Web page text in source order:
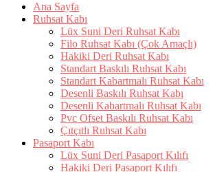
Ana Sayfa
Ruhsat Kabı
Lüx Suni Deri Ruhsat Kabı
Filo Ruhsat Kabı (Çok Amaçlı)
Hakiki Deri Ruhsat Kabı
Standart Baskılı Ruhsat Kabı
Standart Kabartmalı Ruhsat Kabı
Desenli Baskılı Ruhsat Kabı
Desenli Kabartmalı Ruhsat Kabı
Pvc Ofset Baskılı Ruhsat Kabı
Çıtçıtlı Ruhsat Kabı
Pasaport Kabı
Lüx Suni Deri Pasaport Kılıfı
Hakiki Deri Pasaport Kılıfı